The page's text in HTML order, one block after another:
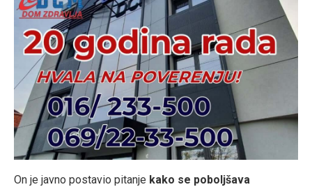
On je javno postavio pitanje kako se poboljšava